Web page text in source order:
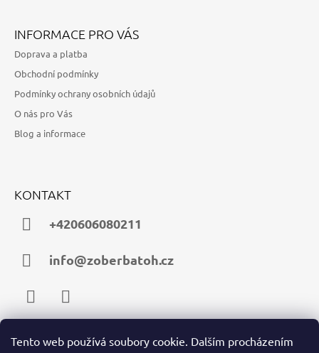
Tento web používá soubory cookie. Dalším procházením
INFORMACE PRO VÁS
Doprava a platba
Obchodní podmínky
Podmínky ochrany osobních údajů
O nás pro Vás
Blog a informace
KONTAKT
+420606080211
info@zoberbatoh.cz
FacebookInstagram